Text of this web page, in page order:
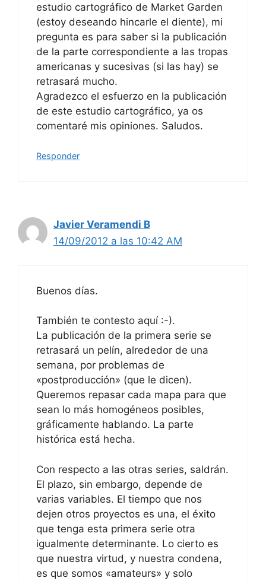
estudio cartográfico de Market Garden
(estoy deseando hincarle el diente), mi
pregunta es para saber si la publicación
de la parte correspondiente a las tropas
americanas y sucesivas (si las hay) se
retrasará mucho.
Agradezco el esfuerzo en la publicación
de este estudio cartográfico, ya os
comentaré mis opiniones. Saludos.
Responder
Javier Veramendi B
14/09/2012 a las 10:42 AM
Buenos días.
También te contesto aquí :-).
La publicación de la primera serie se
retrasará un pelín, alrededor de una
semana, por problemas de
«postproducción» (que le dicen).
Queremos repasar cada mapa para que
sean lo más homogéneos posibles,
gráficamente hablando. La parte
histórica está hecha.
Con respecto a las otras series, saldrán.
El plazo, sin embargo, depende de
varias variables. El tiempo que nos
dejen otros proyectos es una, el éxito
que tenga esta primera serie otra
igualmente determinante. Lo cierto es
que nuestra virtud, y nuestra condena,
es que somos «amateurs» y solo